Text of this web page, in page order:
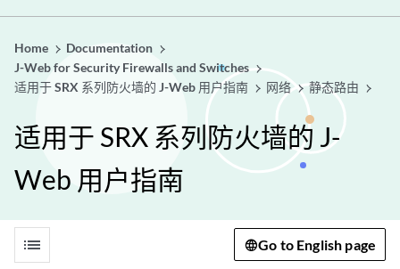
Home
Documentation
J-Web for Security Firewalls and Switches
适用于 SRX 系列防火墙的 J-Web 用户指南
网络 静态路由
适用于 SRX 系列防火墙的 J-
Web 用户指南
list Go to English page